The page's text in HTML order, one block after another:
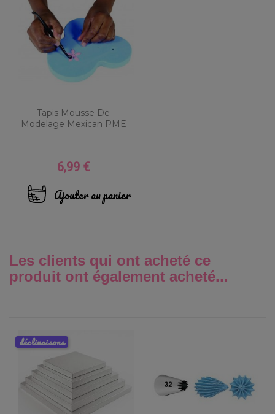
Tapis Mousse De
Modelage Mexican PME
Prix
6,99 €
Ajouter au panier
Les clients qui ont acheté ce
produit ont également acheté...
déclinaisons